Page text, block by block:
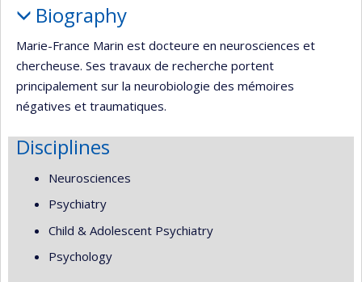
Biography
Marie-France Marin est docteure en neurosciences et
chercheuse. Ses travaux de recherche portent
principalement sur la neurobiologie des mémoires
négatives et traumatiques.
Disciplines
Neurosciences
Psychiatry
Child & Adolescent Psychiatry
Psychology